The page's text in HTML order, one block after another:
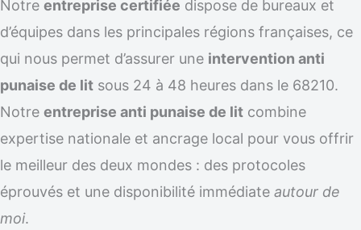
Notre entreprise certifiée dispose de bureaux et
d’équipes dans les principales régions françaises, ce
qui nous permet d’assurer une intervention anti
punaise de lit sous 24 à 48 heures dans le 68210.
Notre entreprise anti punaise de lit combine
expertise nationale et ancrage local pour vous offrir
le meilleur des deux mondes : des protocoles
éprouvés et une disponibilité immédiate autour de
moi.